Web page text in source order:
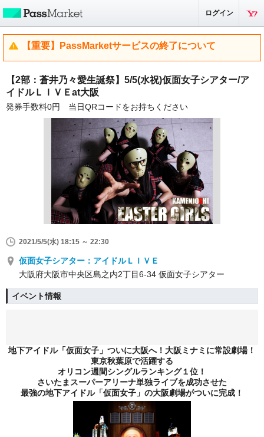
ログイン
【重要】PassMarketサービスの終了について
【2部：蒼井乃々愛生誕祭】5/5(水祝)仮面女子シアター/ア
イドルＬＩＶＥat大阪
発券手数料0円 当日QRコードをお持ちください
2021/5/5(水) 18:15 ～ 22:30
仮面女子シアター：アイドルＬＩＶＥ
大阪府大阪市中央区島之内2丁目6-34 仮面女子シアター
イベント情報
地下アイドル「仮面女子」ついに大阪へ！大阪ミナミに常設劇場！
東京秋葉原で活躍する
オリコン週間シングルランキング１位！
さいたまスーパーアリーナ単独ライブを成功させた
最強の地下アイドル「仮面女子」の大阪劇場がついに完成！